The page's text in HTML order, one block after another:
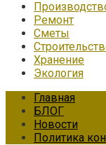
Ремонт
Сметы
Хранение
Экология
Главная
БЛОГ
Новости
Политика